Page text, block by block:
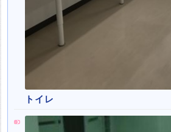
トイレ